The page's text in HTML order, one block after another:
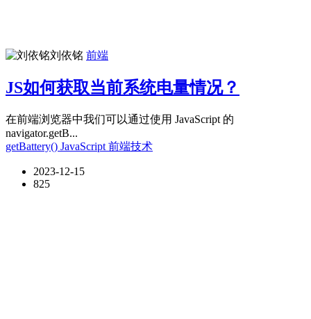
刘依铭 前端
JS如何获取当前系统电量情况？
在前端浏览器中我们可以通过使用 JavaScript 的
navigator.getB...
getBattery() JavaScript 前端技术
2023-12-15
825